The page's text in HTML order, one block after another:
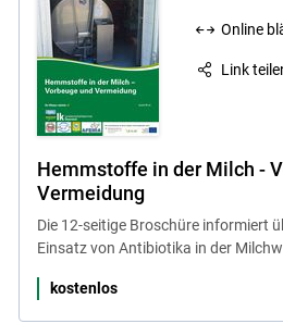
Online
Link
Hemmstoffe in der Milch -
Vermeidung
Die 12-seitige Broschüre informiert
Einsatz von Antibiotika in der
kostenlos